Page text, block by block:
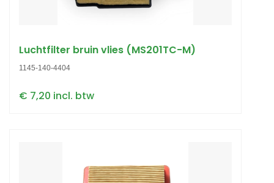
Luchtfilter bruin vlies (MS201TC-M)
1145-140-4404
€ 7,20 incl. btw